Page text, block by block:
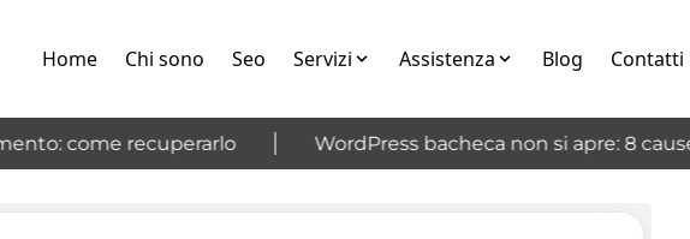
Home Chi sono Seo Servizi Assistenza Blog Contatti
come recuperarlo WordPress bacheca non si apre: 8 cause